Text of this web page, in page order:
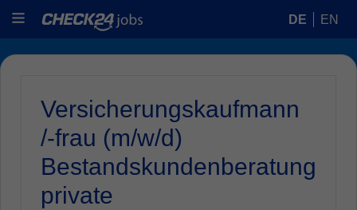
DE EN
Versicherungskaufmann
/-frau (m/w/d)
Bestandskundenberatung
private